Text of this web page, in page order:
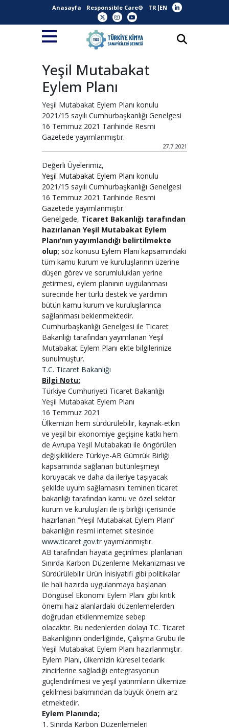
Anasayfa Responsible Care® TR EN
Yeşil Mutabakat
Eylem Planı
Yeşil Mutabakat Eylem Planı konulu
2021/15 sayılı Cumhurbaşkanlığı Genelgesi
16 Temmuz 2021 Tarihinde Resmi
Gazetede yayımlanmıştır.
27.7.2021
Değerli Üyelerimiz,
Yeşil Mutabakat Eylem Planı konulu
2021/15 sayılı Cumhurbaşkanlığı Genelgesi
16 Temmuz 2021 Tarihinde Resmi
Gazetede yayımlanmıştır.
Genelgede, Ticaret Bakanlığı tarafından
hazırlanan Yeşil Mutabakat Eylem
Planı’nın yayımlandığı belirtilmekte
olup; söz konusu Eylem Planı kapsamındaki
tüm kamu kurum ve kuruluşlarının üzerine
düşen görev ve sorumlulukları yerine
getirmesi, eylem planının uygulanması
sürecinde her türlü destek ve yardımın
bütün kamu kurum ve kuruluşlarınca
sağlanması beklenmektedir.
Cumhurbaşkanlığı Genelgesi ile Ticaret
Bakanlığı tarafından yayımlanan Yeşil
Mutabakat Eylem Planı ekte bilgilerinize
sunulmuştur.
T.C. Ticaret Bakanlığı
Bilgi Notu:
Türkiye Cumhuriyeti Ticaret Bakanlığı
Yeşil Mutabakat Eylem Planı
16 Temmuz 2021
Ülkemizin hem sürdürülebilir, kaynak-etkin
ve yeşil bir ekonomiye geçişine katkı hem
de Avrupa Yeşil Mutabakatı ile öngörülen
değişikliklere Türkiye-AB Gümrük Birliği
kapsamında sağlanan bütünleşmeyi
koruyacak ve daha da ileriye taşıyacak
şekilde uyum sağlamasını teminen ticaret
bakanlığı tarafından kamu ve özel sektör
kurum ve kuruluşları ile iş birliği içerisinde
hazırlanan ‘’Yeşil Mutabakat Eylem Planı’’
bakanlığın resmi internet sitesinde
www.ticaret.gov.tryayımlanmıştır.
AB tarafından hayata geçirilmesi planlanan
Sınırda Karbon Düzenleme Mekanizması ve
Sürdürülebilir Ürün İnisiyatifi gibi politikalar
ile hali hazırda uygulanmaya başlanan
Döngüsel Ekonomi Eylem Planı gibi kritik
önemi haiz alanlardaki düzenlemelerden
doğrudan etkilenmemize sebep
olacaktır. Bu nedenlerden dolayı TC. Ticaret
Bakanlığının önderliğinde, Çalışma Grubu ile
Yeşil Mutabakat Eylem Planı hazırlanmıştır.
Eylem Planı, ülkemizin küresel tedarik
zincirlerine sağladığı entegrasyonun
güçlendirilmesi ve yeşil yatırımların ülkemize
çekilmesi bakımından da büyük önem arz
etmektedir.
Eylem Planında;
Sınırda Karbon Düzenlemeleri